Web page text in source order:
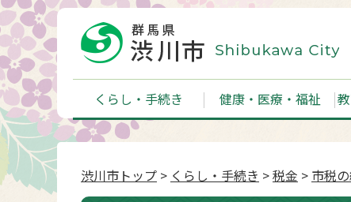
くらし・手続き 健康・医療・福祉
渋川市トップ > くらし・手続き >税金 > 市税